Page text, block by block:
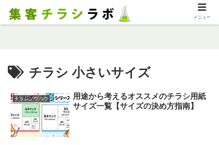
チラシ 小さいサイズ
チラシノウハウ
用途から考えるオススメのチラシ用紙
サイズ一覧【サイズの決め方指南】
メニュー